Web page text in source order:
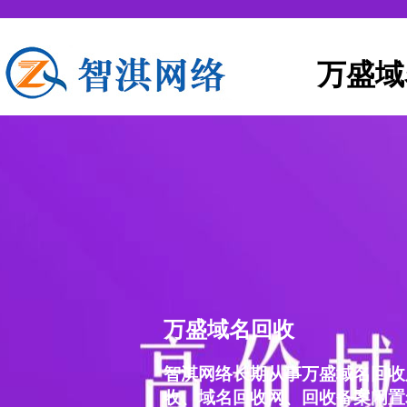
万盛
万盛域名回收
智淇网络长期从事万盛域名回
收、域名回收网、回收备案闲